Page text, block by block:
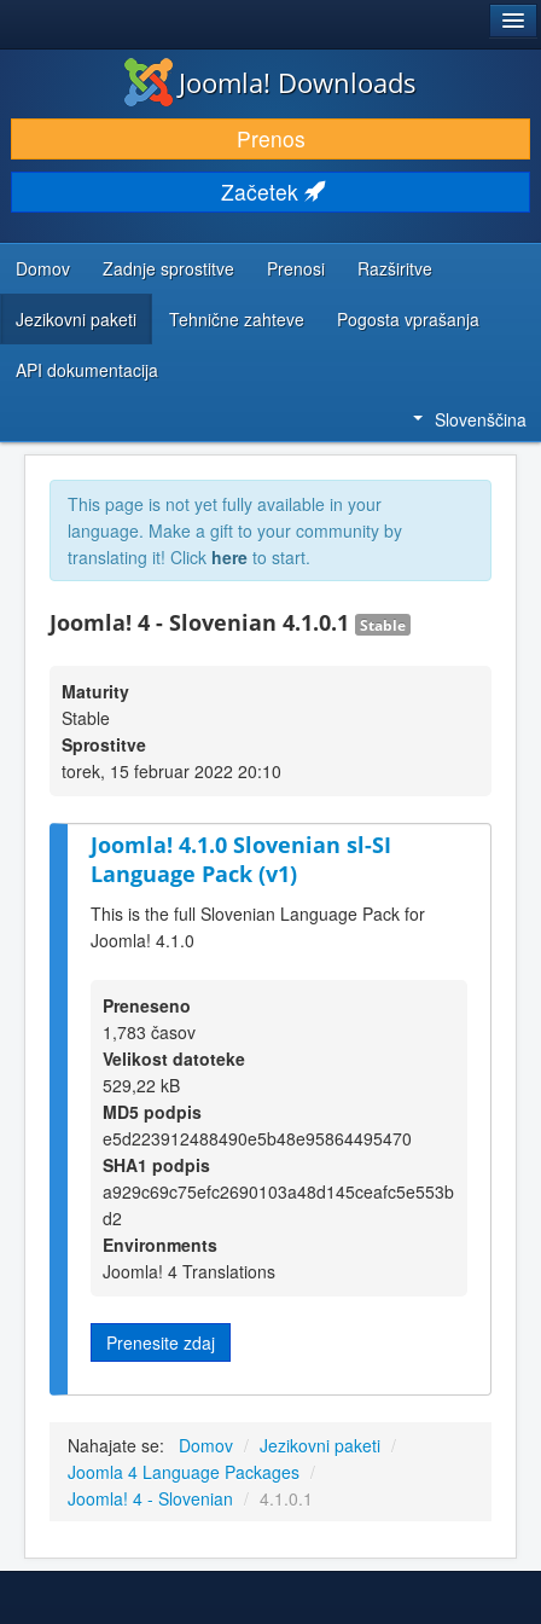
PRENESI IN RAZŠIRI
ODKRIJTE & IZVEJTE
SKUPNOST IN PODPORA
VIRI ZA RAZVIJALCE
Joomla! Downloads
Prenos
Začetek
Domov Zadnje sprostitve Prenosi Razširitve
Jezikovni paketi Tehnične zahteve Pogosta vprašanja
API dokumentacija
Slovenščina
This page is not yet fully available in your
language. Make a gift to your community by
translating it! Click here to start.
Joomla! 4 - Slovenian 4.1.0.1 Stable
Maturity
Stable
Sprostitve
torek, 15 februar 2022 20:10
Joomla! 4.1.0 Slovenian sl-SI
Language Pack (v1)
This is the full Slovenian Language Pack for
Joomla! 4.1.0
Preneseno
1,783 časov
Velikost datoteke
529,22 kB
MD5 podpis
e5d223912488490e5b48e95864495470
SHA1 podpis
a929c69c75efc2690103a48d145ceafc5e553b
d2
Environments
Joomla! 4 Translations
Prenesite zdaj
Nahajate se: Domov / Jezikovni paketi /
Joomla 4 Language Packages /
Joomla! 4 - Slovenian / 4.1.0.1